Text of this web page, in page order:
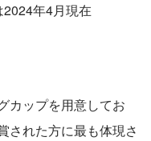
年4月現在
カップを用意してお
された方に最も体現さ